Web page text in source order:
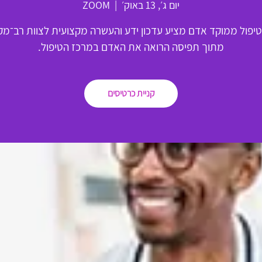
יום ג׳, 13 באוק׳
  |
ZOOM
ממוקד אדם מציע עדכון ידע והעשרה מקצועית לצוות
מתוך תפיסה הרואה את האדם במרכז הטיפול.
קניית כרטיסים